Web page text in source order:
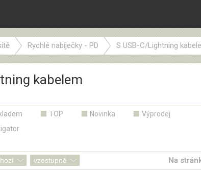
Rychlé nabíječky - PD S USB-C/Lightning
kabelem
TOP Novinka Výprodej
Na